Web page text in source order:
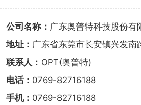
公司名称： 广东奥普特科技股份有
地址： 广东省东莞市长安镇兴发南
联系人： OPT(奥普特)
电话： 0769-82716188
手机： 0769-82716188